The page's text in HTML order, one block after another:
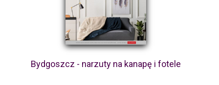
Bydgoszcz - narzuty na kanapę i fotele